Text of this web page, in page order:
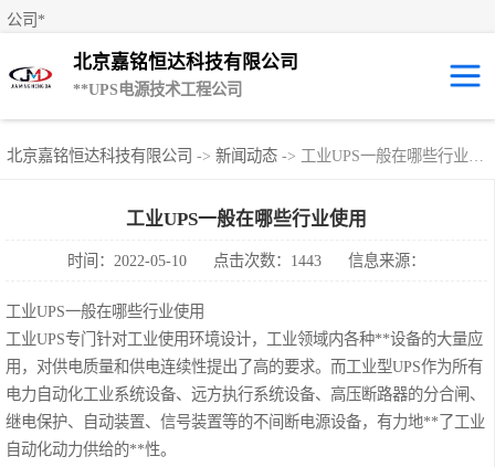
公司*
北京嘉铭恒达科技有限公司
**UPS电源技术工程公司
北京嘉铭恒达科技有限公司 -> 新闻动态 -> 工业UPS一般在哪些行业使用
工业UPS一般在哪些行业使用
时间：2022-05-10 点击次数：1443 信息来源：
工业UPS一般在哪些行业使用
工业UPS专门针对工业使用环境设计，工业领域内各种**设备的大量应
用，对供电质量和供电连续性提出了高的要求。而工业型UPS作为所有
电力自动化工业系统设备、远方执行系统设备、高压断路器的分合闸、
继电保护、自动装置、信号装置等的不间断电源设备，有力地**了工业
自动化动力供给的**性。
UPS租赁/UPS电
易事特UPS电源
艾默生UPS电源
科士达UPS不间
断电源
**UPS电源